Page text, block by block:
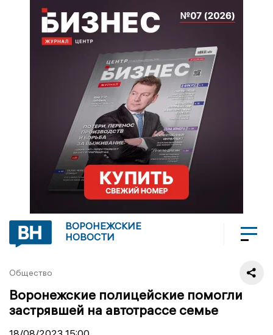
ВОРОНЕЖСКИЕ
НОВОСТИ
Общество
Воронежские полицейские помогли
застрявшей на автотрассе семье